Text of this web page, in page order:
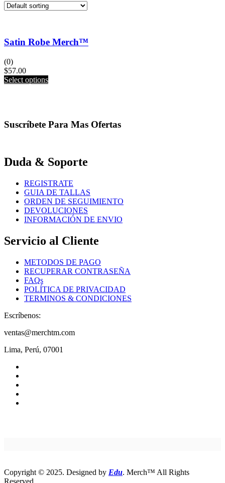
Satin Robe Merch™️
(0)
$57.00
Select optionsThis
The
chosen
the
product
page
Suscríbete Para Mas Ofertas
Duda & Soporte
REGISTRATE
GUIA DE TALLAS
ORDEN DE SEGUIMIENTO
DEVOLUCIONES
INFORMACIÓN DE ENVIO
Servicio al Cliente
METODOS DE PAGO
RECUPERAR CONTRASEÑA
FAQs
POLÍTICA DE PRIVACIDAD
TERMINOS & CONDICIONES
Escríbenos:
ventas@merchtm.com
Lima, Perú, 07001
Copyright © 2025. Designed by Edu. Merch™ All Rights
Reserved.